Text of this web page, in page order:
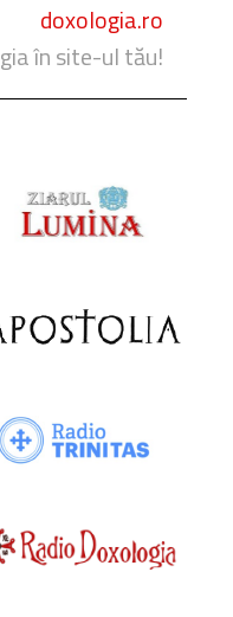
doxologia.ro
în site-ul tău!